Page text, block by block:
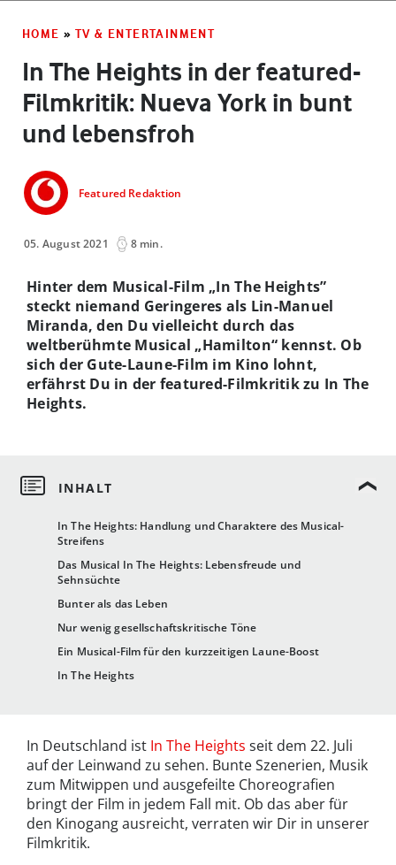
HOME » TV & ENTERTAINMENT
In The Heights in der featured-
Filmkritik: Nueva York in bunt
und lebensfroh
Featured Redaktion
05. August 2021 8 min.
In The Heights: Handlung und Charaktere des Musical-
Streifens
Das Musical In The Heights: Lebensfreude und
Sehnsüchte
Bunter als das Leben
Nur wenig gesellschaftskritische Töne
Ein Musical-Film für den kurzzeitigen Laune-Boost
In The Heights
Hinter dem Musical-Film „In The Heights”
steckt niemand Geringeres als Lin-Manuel
Miranda, den Du vielleicht durch das
weltberühmte Musical „Hamilton“ kennst. Ob
sich der Gute-Laune-Film im Kino lohnt,
erfährst Du in der featured-Filmkritik zu In The
Heights.
In Deutschland ist In The Heights seit dem 22. Juli
auf der Leinwand zu sehen. Bunte Szenerien, Musik
zum Mitwippen und ausgefeilte Choreografien
bringt der Film in jedem Fall mit. Ob das aber für
den Kinogang ausreicht, verraten wir Dir in unserer
Filmkritik.